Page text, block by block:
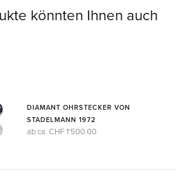
könnten Ihnen auch
DIAMANT OHRSTECKER VON
STADELMANN 1972
ab ca. CHF 1'500.00